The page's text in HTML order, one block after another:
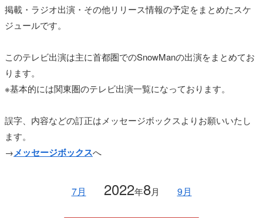
掲載・ラジオ出演・その他リリース情報の予定をまとめたスケ
ジュールです。
このテレビ出演は主に首都圏でのSnowManの出演をまとめてお
ります。
※基本的には関東圏のテレビ出演一覧になっております。
誤字、内容などの訂正はメッセージボックスよりお願いいたし
ます。
→メッセージボックスへ
7月 2022年8月 9月